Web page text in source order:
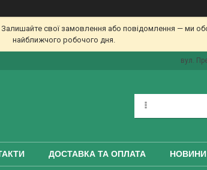
свої замовлення або повідомлення — ми
найближчого робочого дня.
вул.
ДОСТАВКА ТА ОПЛАТА НОВИНИ